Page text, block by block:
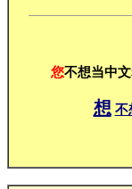
您不想当中
想 不